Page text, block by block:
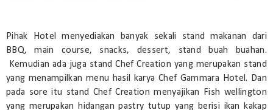
Pihak Hotel menyediakan banyak sekali stand makanan dari
BBQ, main course, snacks, dessert, stand buah buahan.
Kemudian ada juga stand Chef Creation yang merupakan stand
yang menampilkan menu hasil karya Chef Gammara Hotel. Dan
pada sore itu stand Chef Creation menyajikan Fish wellington
yang merupakan hidangan pastry tutup yang berisi ikan kakap